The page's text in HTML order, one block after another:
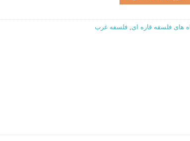
های فلسفه قاره ای ,فلسفه غرب